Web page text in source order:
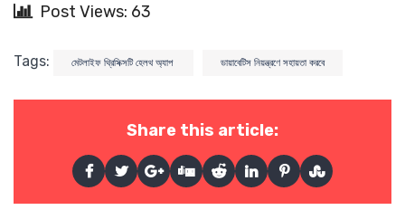
Post Views: 63
Tags: মেটলাইফ থ্রিসিক্সটি হেলথ অ্যাপ ডায়াবেটিস নিয়ন্ত্রণে সহায়তা করবে
Share this article: